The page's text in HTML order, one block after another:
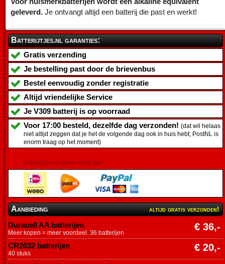
geleverd. Je ontvangt altijd een batterij die past en werkt!
Batterijtjes.nl garanties:
Gratis verzending
Je bestelling past door de brievenbus
Bestel eenvoudig zonder registratie
Altijd vriendelijke Service
Je V309 batterij is op voorraad
Voor 17:00 besteld, dezelfde dag verzonden! (dat wil helaas
niet altijd zeggen dat je het de volgende dag ook in huis hebt; PostNL is
enorm traag op het moment)
Batterijtjes.nl werkt veilig met:
Aanbieding altijd gratis verzonden!
Duracell AA batterijen € 36,-
Meer kopen = meer voordeel. 36 batterijen
CR2032 batterijen € 20,-
40 stuks